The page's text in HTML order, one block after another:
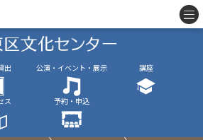
出 公演・イベント・展示 講座
ス 予約・申込